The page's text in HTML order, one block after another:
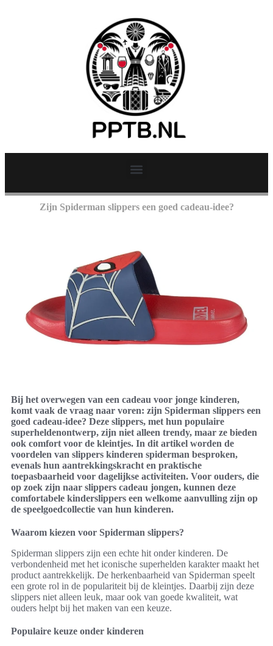
Zijn Spiderman slippers een goed cadeau-idee?
Bij het overwegen van een cadeau voor jonge kinderen,
komt vaak de vraag naar voren: zijn Spiderman slippers een
goed cadeau-idee? Deze slippers, met hun populaire
superheldenontwerp, zijn niet alleen trendy, maar ze bieden
ook comfort voor de kleintjes. In dit artikel worden de
voordelen van slippers kinderen spiderman besproken,
evenals hun aantrekkingskracht en praktische
toepasbaarheid voor dagelijkse activiteiten. Voor ouders, die
op zoek zijn naar slippers cadeau jongen, kunnen deze
comfortabele kinderslippers een welkome aanvulling zijn op
de speelgoedcollectie van hun kinderen.
Waarom kiezen voor Spiderman slippers?
Spiderman slippers zijn een echte hit onder kinderen. De
verbondenheid met het iconische superhelden karakter maakt het
product aantrekkelijk. De herkenbaarheid van Spiderman speelt
een grote rol in de populariteit bij de kleintjes. Daarbij zijn deze
slippers niet alleen leuk, maar ook van goede kwaliteit, wat
ouders helpt bij het maken van een keuze.
Populaire keuze onder kinderen